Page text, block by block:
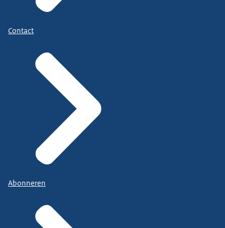
Contact
Abonneren